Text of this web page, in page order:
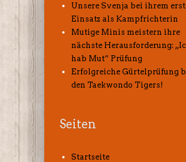
Unsere Svenja bei ihrem
Einsatz als Kampfrichterin
Mutige Minis meistern ihre
nächste Herausforderung:
hab Mut“ Prüfung
Erfolgreiche Gürtelprüfung
den Taekwondo Tigers!
Seiten
Startseite